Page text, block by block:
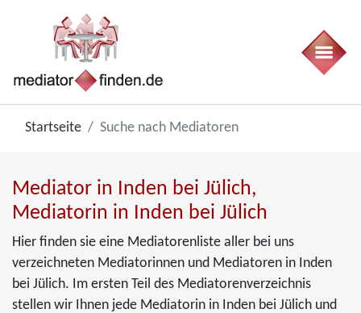
Startseite Suche nach Mediatoren
Mediator in Inden bei Jülich,
Mediatorin in Inden bei Jülich
Hier finden sie eine Mediatorenliste aller bei uns
verzeichneten Mediatorinnen und Mediatoren in Inden
bei Jülich. Im ersten Teil des Mediatorenverzeichnis
stellen wir Ihnen jede Mediatorin in Inden bei Jülich und